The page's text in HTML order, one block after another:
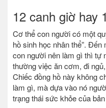
12 canh giờ hay
Cơ thể con người có một
hồ sinh học nhân thể”.
con người nên làm gì thì tự
thường việc ăn cơm, đi
Chiếc đồng hồ này không
làm gì, mà dựa vào nó
trạng thái sức khỏe của